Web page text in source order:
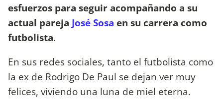
esfuerzos para seguir acompañando a su
actual pareja José Sosa en su carrera como
futbolista.
En sus redes sociales, tanto el futbolista como
la ex de Rodrigo De Paul se dejan ver muy
felices, viviendo una luna de miel eterna.